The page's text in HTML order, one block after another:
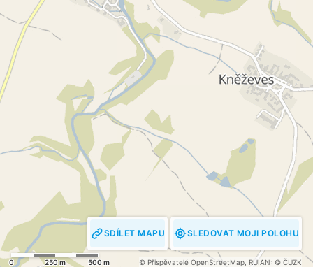
SDÍLET MAPU SLEDOVAT MOJI POLOHU
0 250 m 500 m © Přispěvatelé OpenStreetMap RÚIAN: © ČÚZK